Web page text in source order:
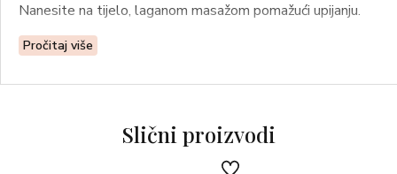
Nanesite na tijelo, laganom masažom pomažući upijanju.
Pročitaj više
Slični proizvodi